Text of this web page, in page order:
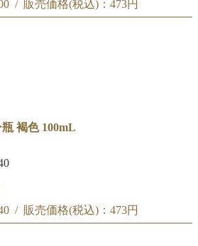
/ 販売価格(税込)： 473円
褐色 100mL
/ 販売価格(税込)： 473円